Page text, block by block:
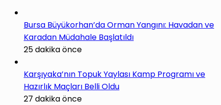
Bursa Büyükorhan’da Orman Yangını: Havadan ve
Karadan Müdahale Başlatıldı
25 dakika önce
Karşıyaka’nın Topuk Yaylası Kamp Programı ve
Hazırlık Maçları Belli Oldu
27 dakika önce